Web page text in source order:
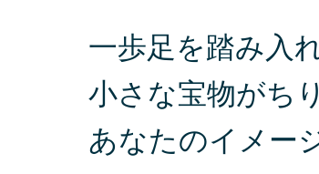
一歩足を踏み入
小さな宝物がち
あなたのイメー